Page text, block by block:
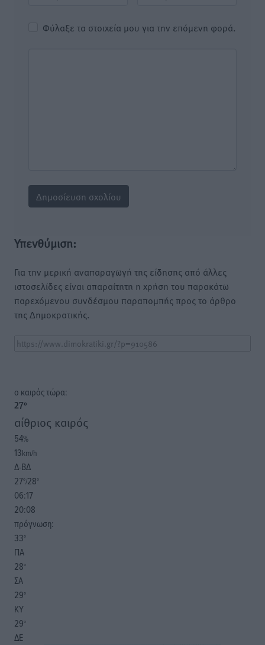
Φύλαξε τα στοιχεία μου για την επόμενη φορά.
Υπενθύμιση:
Για την μερική αναπαραγωγή της είδησης από άλλες
ιστοσελίδες είναι απαραίτητη η χρήση του παρακάτω
παρεχόμενου συνδέσμου παραπομπής προς το άρθρο
της Δημοκρατικής.
o καιρός τώρα:
27°
αίθριος καιρός
54%
13km/h
Δ-ΒΔ
27°/28°
06:17
20:08
πρόγνωση:
33°
ΠΑ
28°
ΣΑ
29°
ΚΥ
29°
ΔΕ